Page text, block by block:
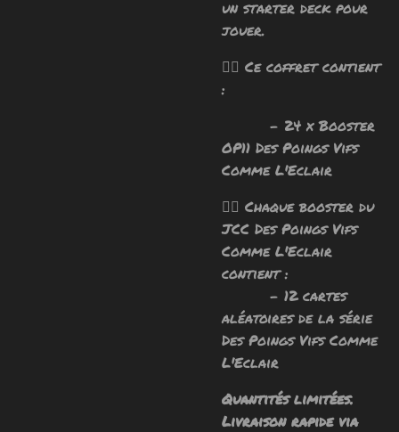
un starter deck pour
jouer.
🧙‍♂️ Ce coffret contient
:
- 24 x Booster
OP11 Des Poings Vifs
Comme L'Eclair
🧙‍♂️ Chaque booster du
JCC Des Poings Vifs
Comme L'Eclair
contient :
- 12 cartes
aléatoires de la série
Des Poings Vifs Comme
L'Eclair
Quantités limitées.
Livraison rapide via